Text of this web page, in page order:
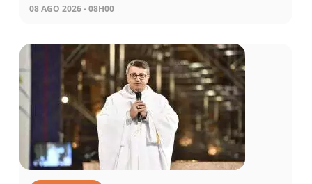
08 AGO 2026 - 08H00